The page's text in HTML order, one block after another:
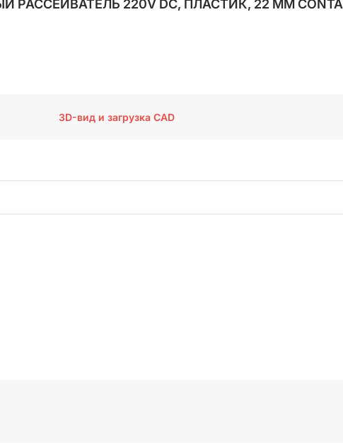
РАССЕИВАТЕЛЬ 220V DC, ПЛАСТИК, 22 ММ CONTA
3D-вид и загрузка CAD